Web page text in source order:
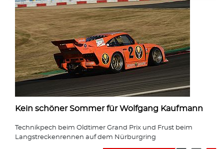
Kein schöner Sommer für Wolfgang Kaufmann
Technikpech beim Oldtimer Grand Prix und Frust beim
Langstreckenrennen auf dem Nürburgring